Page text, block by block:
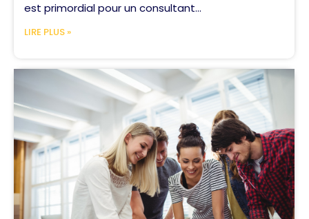
est primordial pour un consultant...
LIRE PLUS »